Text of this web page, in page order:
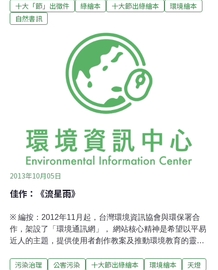
內聯邦領主擔任壽星，解說節日由來，讓使用者能夠由淺
入深，進一步關心背後延伸的議題和面向。考量到綠繪本
觀點的環境繪本寥寥可數，幾乎皆為國外翻譯作品，於
是，環資團隊嘗試結合節日和繪本創作，舉辦創意徵件比
賽。自2013年3月底至6月底，共收到近40件作品，從中遴
選出11件優秀之作後，製作成電子版本，供讀者線上瀏
覽，更替前三名作品配上口白、音效，提供讀者不同的閱
讀感受。【作者：蘇雅雯】【作品簡介】第二名作品《阿
母的ㄍㄚㄐㄧㄧㄚ．》，繪畫風格充滿感情，帶出惜物愛
為，這是一本會打動人心的好繪本，「ㄍㄚ ㄐ
十大「節」出徵件 綠繪本 十大節出綠繪本
環境繪本
自然書訊
2013年10月05日
佳作：《流星雨》
※ 編按：2012年11月起，台灣環境資訊協會與環保署合
作，架設了「環境通訊網」， 網站核心精神是希望以平易
近人的主題，提供使用者創作教案及推動環境教育的靈
以「環境共和國」及其國 內聯邦領主擔任壽星，解說節日
污染治理 公害污染 十大節出綠繪本 環境繪本
天燈